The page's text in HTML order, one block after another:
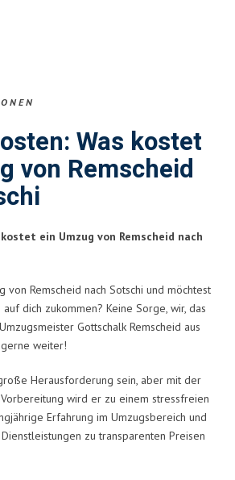
Was kostet
von Remscheid
kostet ein Umzug von Remscheid nach
von Remscheid nach Sotschi und möchtest
dich zukommen? Keine Sorge, wir, das
Umzugsmeister Gottschalk Remscheid aus
weiter!
Herausforderung sein, aber mit der
wird er zu einem stressfreien
Erfahrung im Umzugsbereich und
zu transparenten Preisen